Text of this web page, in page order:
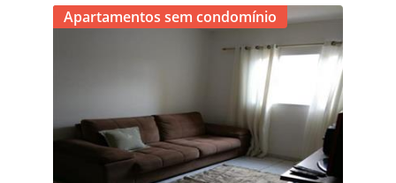
Apartamentos sem condomínio